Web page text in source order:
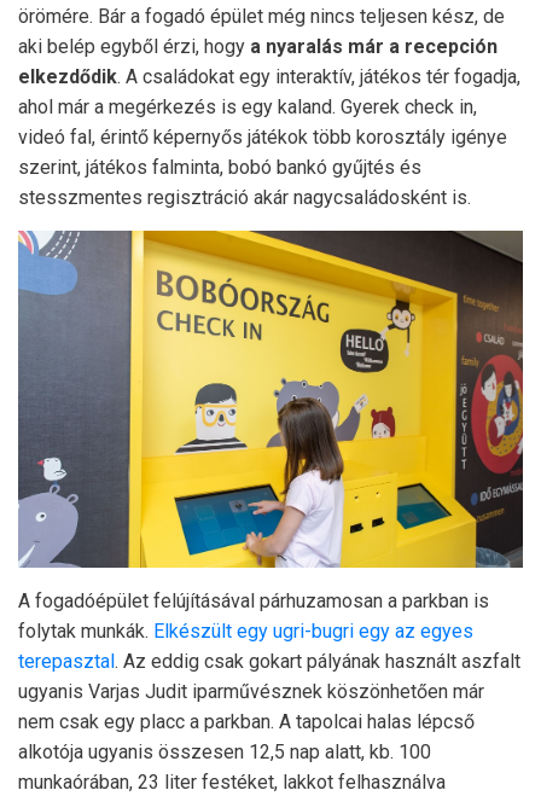
örömére. Bár a fogadó épület még nincs teljesen kész, de
aki belép egyből érzi, hogy a nyaralás már a recepción
elkezdődik. A családokat egy interaktív, játékos tér fogadja,
ahol már a megérkezés is egy kaland. Gyerek check in,
videó fal, érintő képernyős játékok több korosztály igénye
szerint, játékos falminta, bobó bankó gyűjtés és
stesszmentes regisztráció akár nagycsaládosként is.
A fogadóépület felújításával párhuzamosan a parkban is
folytak munkák. Elkészült egy ugri-bugri egy az egyes
terepasztal. Az eddig csak gokart pályának használt aszfalt
ugyanis Varjas Judit iparművésznek köszönhetően már
nem csak egy placc a parkban. A tapolcai halas lépcső
alkotója ugyanis összesen 12,5 nap alatt, kb. 100
munkaórában, 23 liter festéket, lakkot felhasználva